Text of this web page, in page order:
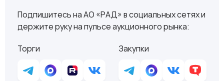
Подпишитесь на АО «РАД» в социальных сетях и
держите руку на пульсе аукционного рынка:
Торги
Закупки